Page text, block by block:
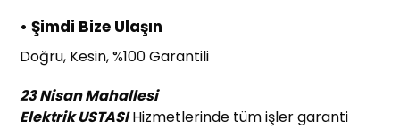
• Şimdi Bize Ulaşın
Doğru, Kesin, %100 Garantili
23 Nisan Mahallesi
Elektrik USTASIHizmetlerinde tüm işler garanti